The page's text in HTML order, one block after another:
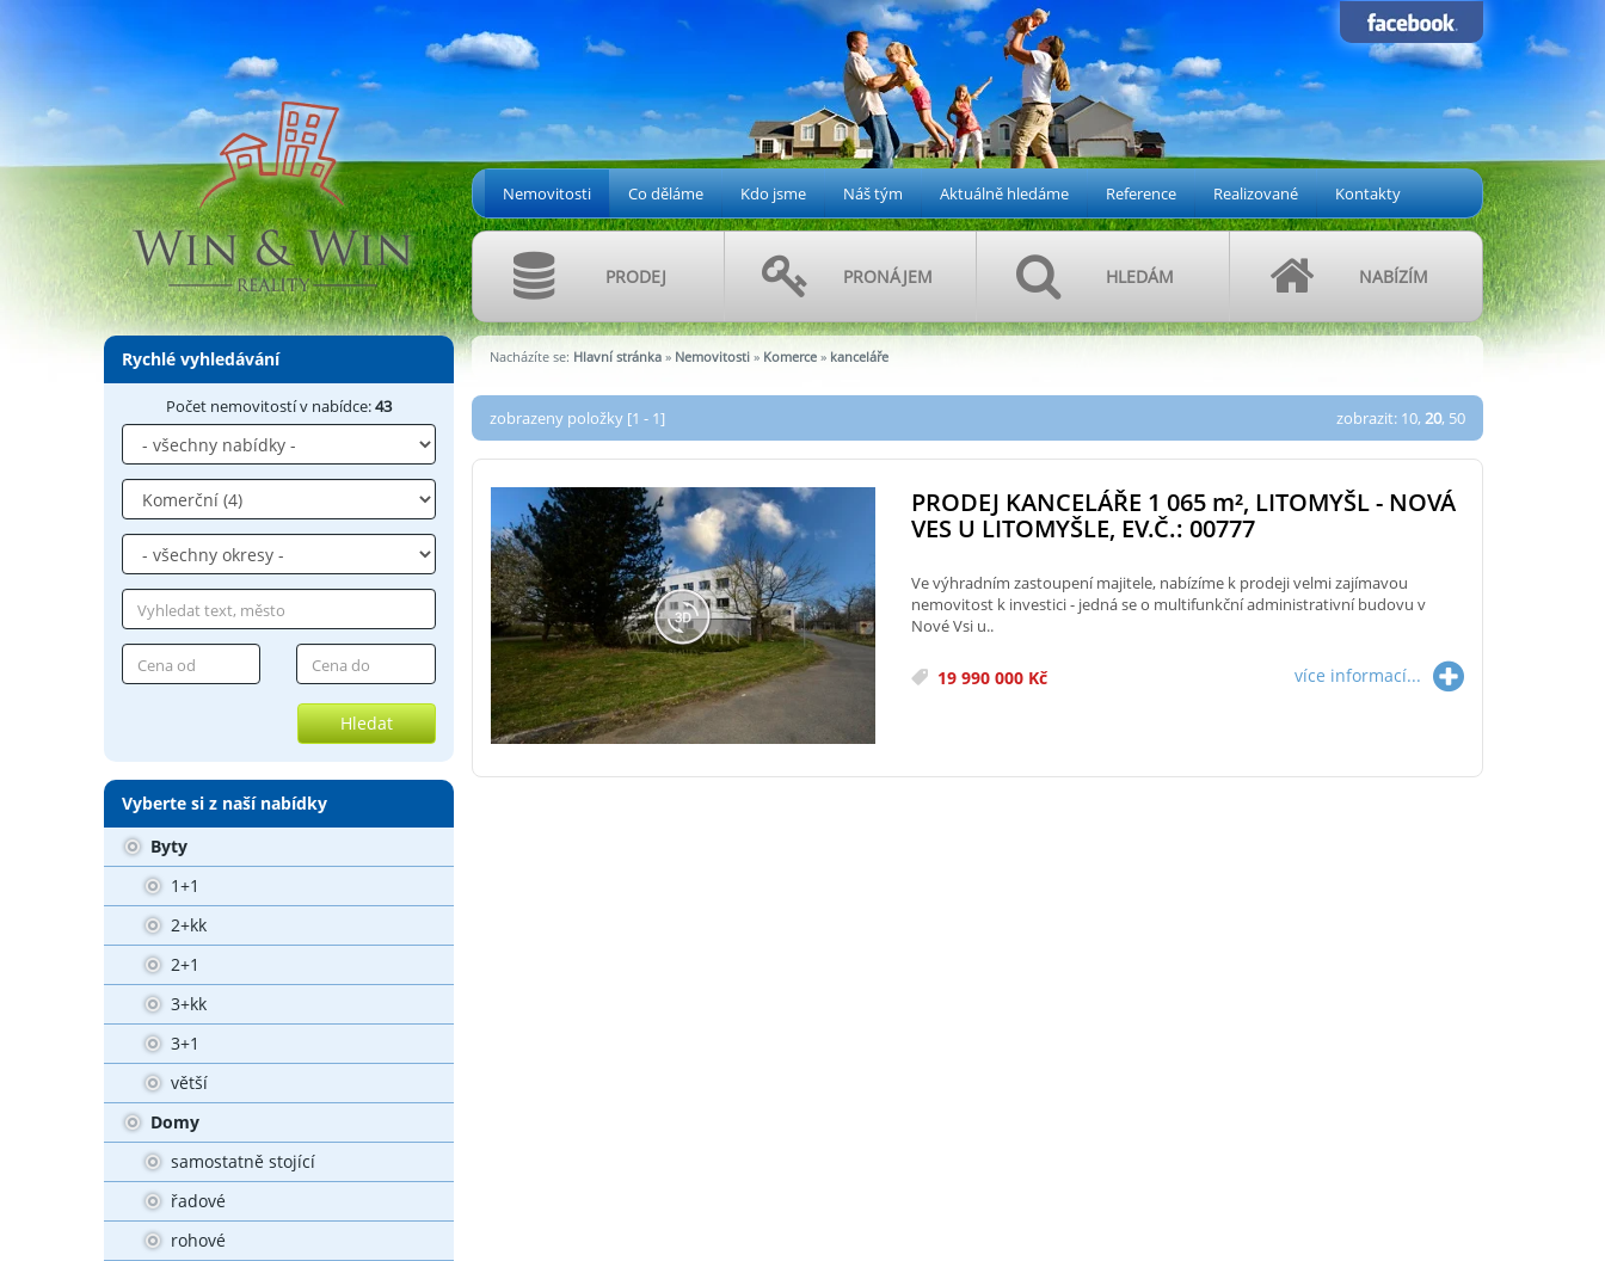
Nemovitosti Co děláme Kdo jsme Náš tým Aktuálně hledáme Reference Realizované Kontakty
PRODEJ PRONÁJEM HLEDÁM NABÍZÍM
Rychlé vyhledávání
Počet nemovitostí v nabídce:43
Hledat
Vyberte si z naší nabídky
Byty
1+1
2+kk
2+1
3+kk
3+1
větší
Domy
samostatně stojící
řadové
rohové
Nacházíte se: Hlavní stránka » Nemovitosti » Komerce » kanceláře
zobrazeny položky [1 - 1] zobrazit: 10, 20, 50
PRODEJ KANCELÁŘE 1 065 m², LITOMYŠL - NOVÁ
VES U LITOMYŠLE, EV.Č.: 00777
Ve výhradním zastoupení majitele, nabízíme k prodeji velmi zajímavou
nemovitost k investici - jedná se o multifunkční administrativní budovu v
Nové Vsi u..
19 990 000 Kč více informací...